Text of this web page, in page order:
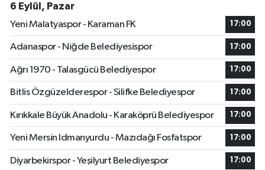
6 Eylül, Pazar
Yeni Malatyaspor - Karaman FK
17:00
Adanaspor - Niğde Belediyesispor 17:00
Ağrı 1970 - Talasgücü Belediyespor 17:00
Bitlis Özgüzelderespor - Silifke Belediyespor 17:00
Kırıkkale Büyük Anadolu - Karaköprü Belediyespor 17:00
Yeni Mersin Idmanyurdu - Mazıdağı Fosfatspor 17:00
Diyarbekirspor - Yeşilyurt Belediyespor 17:00